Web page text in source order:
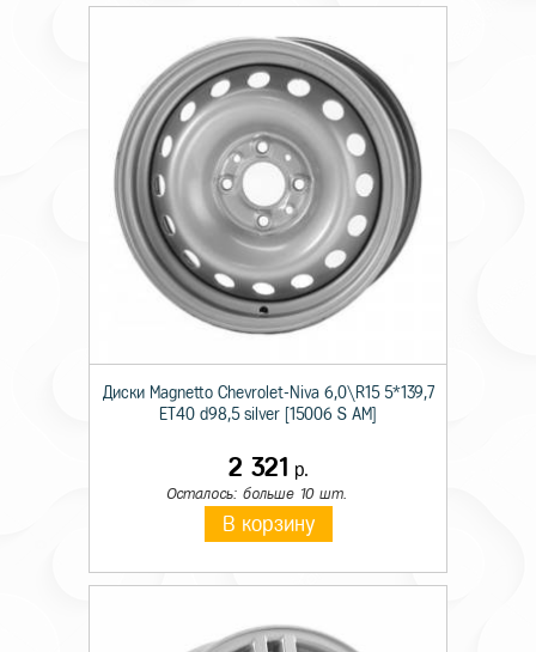
Диски Magnetto Chevrolet-Niva 6,0\R15 5*139,7
ET40 d98,5 silver [15006 S AM]
2 321 р.
Осталось: больше 10 шт.
В корзину